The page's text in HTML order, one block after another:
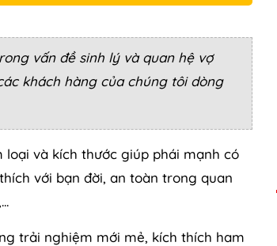
vấn đề sinh lý và quan hệ vợ
khách hàng của chúng tôi dòng
và kích thước giúp phái mạnh có
với bạn đời, an toàn trong quan
trải nghiệm mới mẻ, kích thích ham